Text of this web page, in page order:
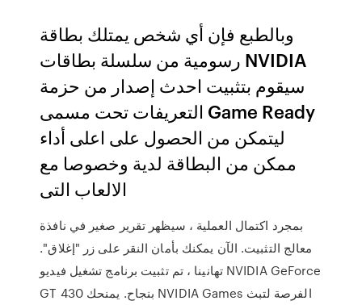
وبالطبع فإن أي شخص يمتلك بطاقة
رسومية من سلسلة بطاقات NVIDIA
سيقوم بتثبيت احدث إصدار من حزمة
التعريفات تحت مسمى Game Ready
ليتمكن من الحصول على اعلى أداء
ممكن من البطاقة لدية وخصوصا مع
الالعاب التى
بمجرد اكتمال العملية ، سيظهر تقرير صغير في نافذة
معالج التثبيت. الآن يمكنك بأمان النقر على زر "إغلاق".
تهانينا ، تم تثبيت برنامج تشغيل فيديو NVIDIA GeForce
GT 430 بنجاح. يمنحك NVIDIA Games الفرصة لتبث